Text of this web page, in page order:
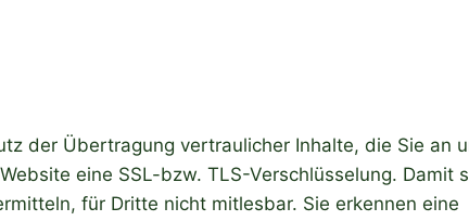
der Übertragung vertraulicher Inhalte, die Sie an
eine SSL-bzw. TLS-Verschlüsselung. Damit
für Dritte nicht mitlesbar. Sie erkennen eine